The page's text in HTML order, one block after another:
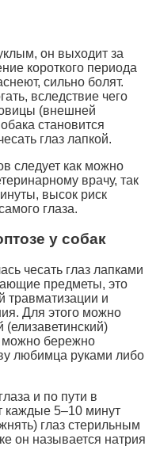
он выходит за
короткого периода
сильно болят.
вследствие чего
(внешней
становится
глаз лапкой.
следует как можно
врачу, так
высок риск
глаза.
у собак
чесать глаз лапками
предметы, это
травматизации и
Для этого можно
можно бережно
любимца руками либо
и по пути в
каждые 5–10 минут
глаз стерильным
он называется натрия